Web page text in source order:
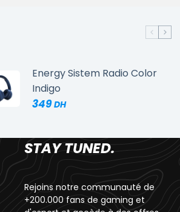
Energy Sistem Radio Color
Indigo
349
STAY TUNED.
Rejoins notre communauté de
+200.000 fans de gaming et